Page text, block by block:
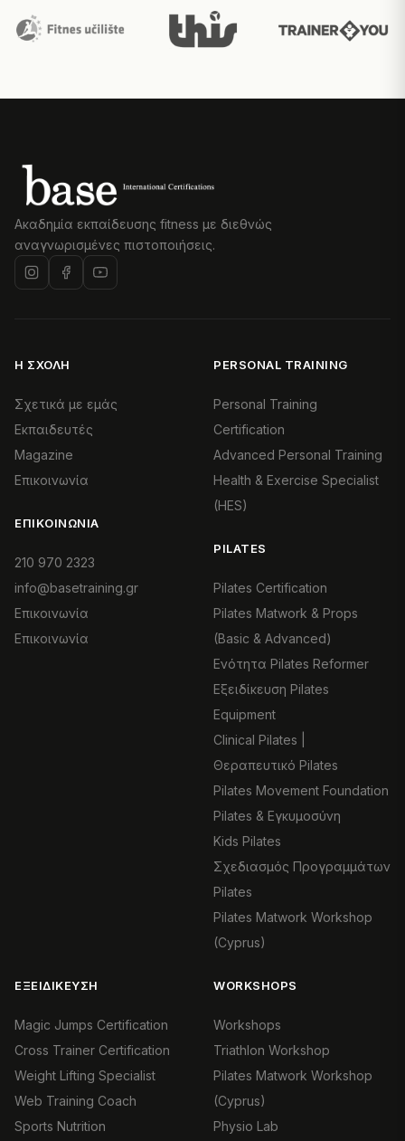
Ακαδημία εκπαίδευσης fitness με διεθνώς
αναγνωρισμένες πιστοποιήσεις.
Η ΣΧΟΛΉ
Σχετικά με εμάς
Εκπαιδευτές
Magazine
Επικοινωνία
ΕΠΙΚΟΙΝΩΝΊΑ
210 970 2323
info@basetraining.gr
Επικοινωνία
Επικοινωνία
PERSONAL TRAINING
Personal Training
Certification
Advanced Personal Training
Health & Exercise Specialist
(HES)
PILATES
Pilates Certification
Pilates Matwork & Props
(Basic & Advanced)
Ενότητα Pilates Reformer
Εξειδίκευση Pilates
Equipment
Clinical Pilates |
Θεραπευτικό Pilates
Pilates Movement Foundation
Pilates & Εγκυμοσύνη
Kids Pilates
Σχεδιασμός Προγραμμάτων
Pilates
Pilates Matwork Workshop
(Cyprus)
ΕΞΕΙΔΊΚΕΥΣΗ
Magic Jumps Certification
Cross Trainer Certification
Weight Lifting Specialist
Web Training Coach
Sports Nutrition
WORKSHOPS
Workshops
Triathlon Workshop
Pilates Matwork Workshop
(Cyprus)
Physio Lab